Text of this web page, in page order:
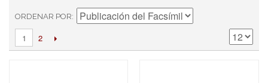
ORDENAR POR
1 2